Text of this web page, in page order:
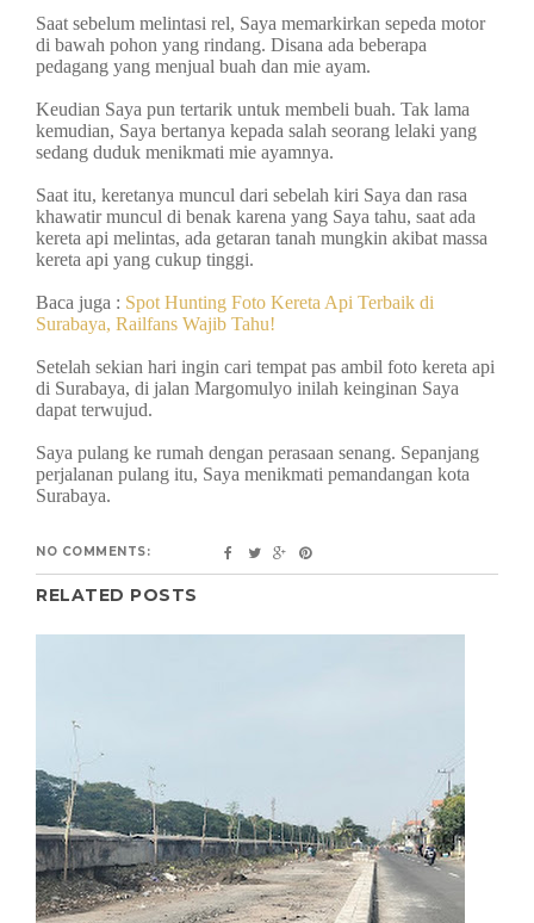
Saat sebelum melintasi rel, Saya memarkirkan sepeda motor
di bawah pohon yang rindang. Disana ada beberapa
pedagang yang menjual buah dan mie ayam.
Keudian Saya pun tertarik untuk membeli buah. Tak lama
kemudian, Saya bertanya kepada salah seorang lelaki yang
sedang duduk menikmati mie ayamnya.
Saat itu, keretanya muncul dari sebelah kiri Saya dan rasa
khawatir muncul di benak karena yang Saya tahu, saat ada
kereta api melintas, ada getaran tanah mungkin akibat massa
kereta api yang cukup tinggi.
Baca juga : Spot Hunting Foto Kereta Api Terbaik di
Surabaya, Railfans Wajib Tahu!
Setelah sekian hari ingin cari tempat pas ambil foto kereta api
di Surabaya, di jalan Margomulyo inilah keinginan Saya
dapat terwujud.
Saya pulang ke rumah dengan perasaan senang. Sepanjang
perjalanan pulang itu, Saya menikmati pemandangan kota
Surabaya.
NO COMMENTS:
RELATED POSTS